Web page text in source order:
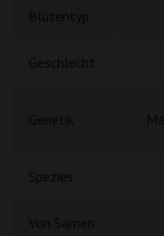
Geschlecht
Spezies